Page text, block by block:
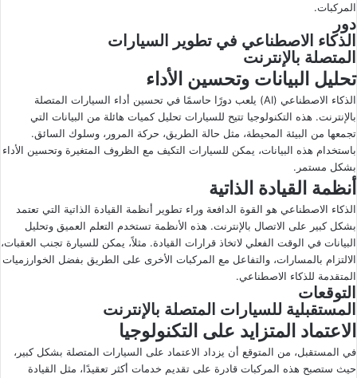
المركبات.
دور
الذكاء الاصطناعي في تطوير السيارات
المتصلة بالإنترنت
تحليل البيانات وتحسين الأداء
الذكاء الاصطناعي (AI) يلعب دورًا حاسمًا في تحسين أداء السيارات المتصلة
بالإنترنت. هذه التكنولوجيا تتيح للسيارات تحليل كميات هائلة من البيانات التي
تجمعها من البيئة المحيطة، مثل حالة الطريق، حركة المرور، وسلوك السائق.
باستخدام هذه البيانات، يمكن للسيارات التكيف مع الظروف المتغيرة وتحسين الأداء
بشكل مستمر.
أنظمة القيادة الذاتية
الذكاء الاصطناعي هو القوة الدافعة وراء تطوير أنظمة القيادة الذاتية التي تعتمد
بشكل كبير على الاتصال بالإنترنت. هذه الأنظمة تستخدم التعلم العميق وتحليل
البيانات في الوقت الفعلي لاتخاذ قرارات القيادة. مثلاً، يمكن للسيارة تجنب العقبات،
الالتزام بالمسارات، والتفاعل مع المركبات الأخرى على الطريق بفضل الخوارزميات
المتقدمة للذكاء الاصطناعي.
التوقعات
المستقبلية للسيارات المتصلة بالإنترنت
الاعتماد المتزايد على التكنولوجيا
في المستقبل، من المتوقع أن يزداد الاعتماد على السيارات المتصلة بشكل كبير،
حيث ستصبح هذه المركبات قادرة على تقديم خدمات أكثر تعقيدًا، مثل القيادة